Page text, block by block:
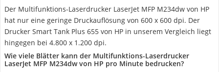
Der Multifunktions-Laserdrucker LaserJet MFP M234dw von HP
hat nur eine geringe Druckauflösung von 600 x 600 dpi. Der
Drucker Smart Tank Plus 655 von HP in unserem Vergleich liegt
hingegen bei 4.800 x 1.200 dpi.
Wie viele Blätter kann der Multifunktions-Laserdrucker
LaserJet MFP M234dw von HP pro Minute bedrucken?